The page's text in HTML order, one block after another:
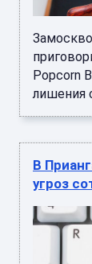
Popcorn
лишения
В
угроз